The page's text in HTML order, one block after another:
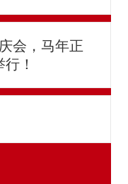
会，马年正
！